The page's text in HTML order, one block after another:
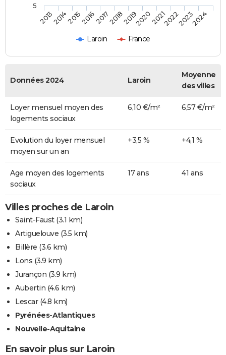
Laroin France
201320142015201620172018201920202021202220232024
5
Données 2024 Laroin
Moyenne
des villes
Loyer mensuel moyen des
logements sociaux
6,10 €/m² 6,57 €/m²
Evolution du loyer mensuel
moyen sur un an
+3,5 % +4,1 %
Age moyen des logements
sociaux
17 ans 41 ans
Villes proches de Laroin
Saint-Faust(3.1 km)
Artiguelouve (3.5 km)
Billère (3.6 km)
Lons (3.9 km)
Jurançon (3.9 km)
Aubertin (4.6 km)
Lescar(4.8 km)
Pyrénées-Atlantiques
Nouvelle-Aquitaine
En savoir plus sur Laroin